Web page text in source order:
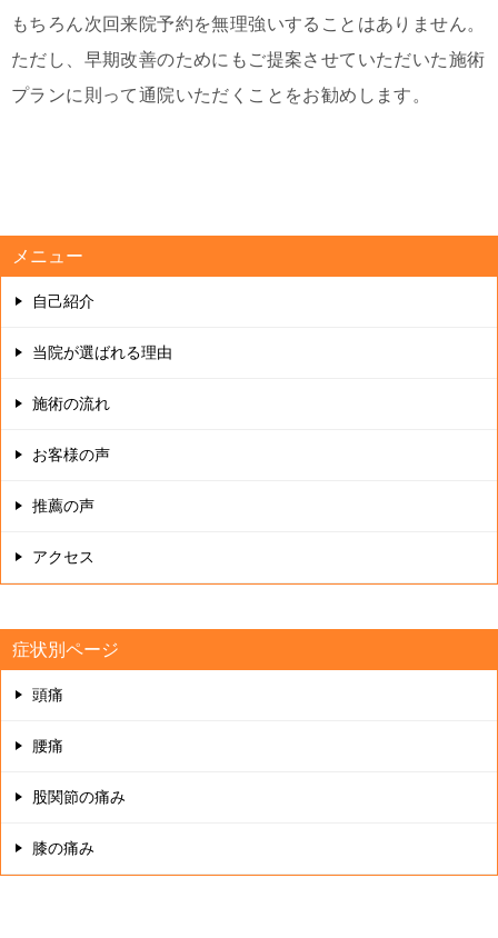
もちろん次回来院予約を無理強いすることはありません。
ただし、早期改善のためにもご提案させていただいた施術
プランに則って通院いただくことをお勧めします。
メニュー
自己紹介
当院が選ばれる理由
施術の流れ
お客様の声
推薦の声
アクセス
症状別ページ
頭痛
腰痛
股関節の痛み
膝の痛み